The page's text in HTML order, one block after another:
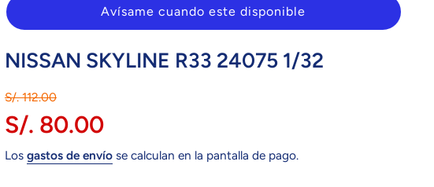
Avísame cuando este disponible
NISSAN SKYLINE R33 24075 1/32
S/. 112.00
S/. 80.00
Los gastos de envíose calculan en la pantalla de pago.